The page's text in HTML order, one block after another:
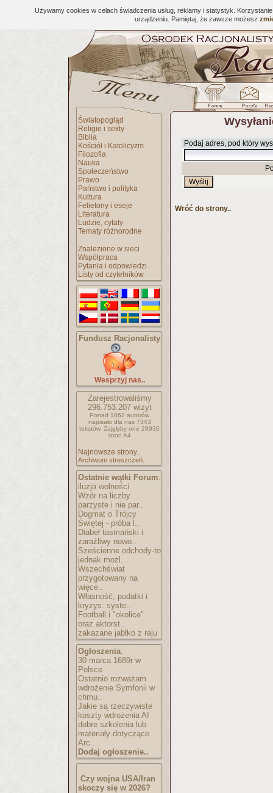
Używamy cookies w celach świadczenia usług, reklamy i statystyk.
urządzeniu. Pamiętaj, że zawsze możesz
Światopogląd
Religie i sekty
Biblia
Kościół i Katolicyzm
Filozofia
Nauka
Społeczeństwo
Prawo
Państwo i polityka
Kultura
Felietony i eseje
Literatura
Ludzie, cytaty
Tematy różnorodne
Znalezione w sieci
Współpraca
Pytania i odpowiedzi
Listy od czytelników
Fundusz Racjonalisty
Wesprzyj nas..
Zarejestrowaliśmy
296.753.207wizyt
Ponad 1062 autorów
napisało dla nas 7343
tekstów. Zajęłyby one 28930
stron A4
Najnowsze strony..
Archiwum streszczeń..
Ostatnie wątki Forum:
iluzja wolności
Wzór na liczby
parzyste i nie par..
Dogmat o Trójcy
Świętej - próba l..
Diabeł tasmański i
zaraźliwy nowo..
Sześcienne odchody-to
jednak możl..
Wszechświat
przygotowany na
więce..
Własność, podatki i
kryzys: syste..
Football i "okolice"
oraz aktorst..
zakazane jabłko z raju
Ogłoszenia:
30 marca 1689r w
Polsce
Ostatnio rozważam
wdrożenie Symfonii w
chmu..
Jakie są rzeczywiste
koszty wdrożenia AI
dobre szkolenia lub
materiały dotyczące
Arc..
Dodaj ogłoszenie..
Czy wojna USA/Iran
skoczy się w 2026?
Podaj adres, pod który
Wróć do strony..